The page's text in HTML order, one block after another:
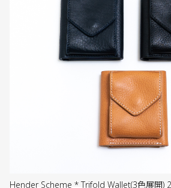
Hender Scheme * Trifold Wallet(3色展開)